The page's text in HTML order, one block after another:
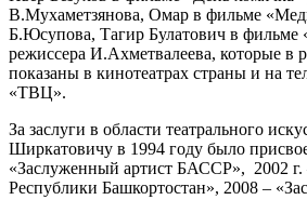
В.Мухаметзянова, Омар в фильме
Б.Юсупова, Тагир Булатович в фильме
режиссера И.Ахметвалеева, которые в
показаны в кинотеатрах страны и на
«ТВЦ».
За заслуги в области театрального
Ширкатовичу в 1994 году было
«Заслуженный артист БАССР», 2002
Республики Башкортостан», 2008 –